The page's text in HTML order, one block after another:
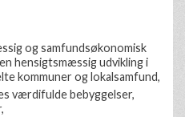
og samfundsøkonomisk
hensigtsmæssig udvikling i
kommuner og lokalsamfund,
værdifulde bebyggelser,